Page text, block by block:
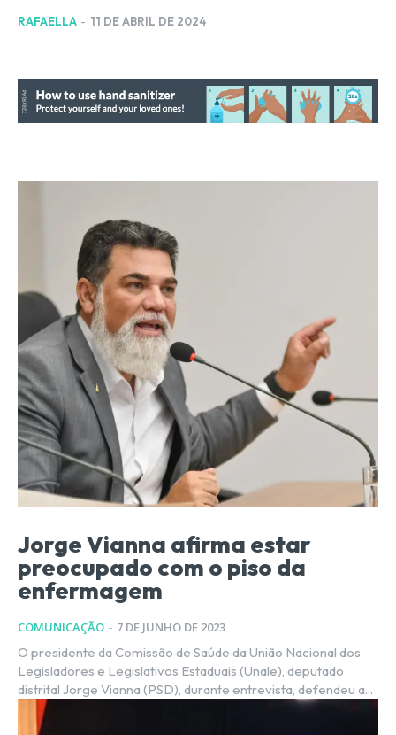
RAFAELLA - 11 DE ABRIL DE 2024
Jorge Vianna afirma estar
preocupado com o piso da
enfermagem
COMUNICAÇÃO - 7 DE JUNHO DE 2023
O presidente da Comissão de Saúde da União Nacional dos
Legisladores e Legislativos Estaduais (Unale), deputado
distrital Jorge Vianna (PSD), durante entrevista, defendeu a...